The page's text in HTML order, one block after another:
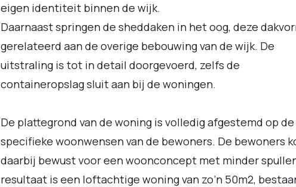
eigen identiteit binnen de wijk.
Daarnaast springen de sheddaken in het oog, deze
gerelateerd aan de overige bebouwing van de wijk. De
uitstraling is tot in detail doorgevoerd, zelfs de
containeropslag sluit aan bij de woningen.
De plattegrond van de woning is volledig afgestemd op de
specifieke woonwensen van de bewoners. De bewoners
daarbij bewust voor een woonconcept met minder
resultaat is een loftachtige woning van zo’n 50m2,